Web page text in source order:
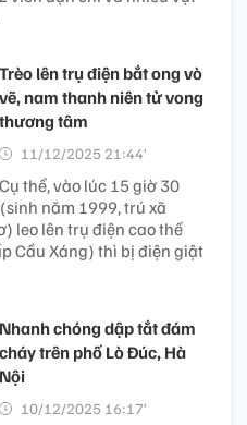
Trèo lên trụ điện bắt ong vò
vẽ, nam thanh niên tử vong
thương tâm
11/12/2025 21:44’
Cụ thể, vào lúc 15 giờ 30
năm 1999, trú xã
leo lên trụ điện cao thế
Cầu Xáng) thì bị điện giật
Nhanh chóng dập tắt đám
cháy trên phố Lò Đúc, Hà
Nội
10/12/2025 16:17’